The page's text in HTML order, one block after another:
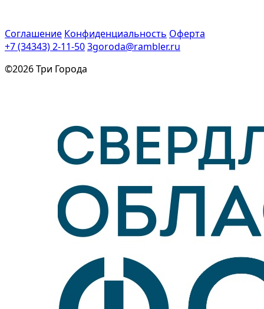
Соглашение Конфиденциальность Оферта
+7 (34343) 2-11-503goroda@rambler.ru
©2026 Три Города